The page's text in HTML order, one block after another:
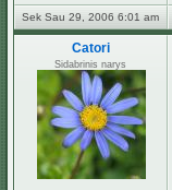
Sek Sau 29, 2006 6:01 am
Catori
Sidabrinis narys